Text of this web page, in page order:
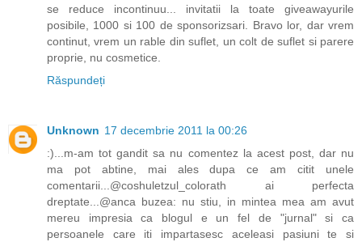
se reduce incontinuu... invitatii la toate giveawayurile
posibile, 1000 si 100 de sponsorizsari. Bravo lor, dar vrem
continut, vrem un rable din suflet, un colt de suflet si parere
proprie, nu cosmetice.
Răspundeți
Unknown 17 decembrie 2011 la 00:26
:)...m-am tot gandit sa nu comentez la acest post, dar nu
ma pot abtine, mai ales dupa ce am citit unele
comentarii...@coshuletzul_colorath ai perfecta
dreptate...@anca buzea: nu stiu, in mintea mea am avut
mereu impresia ca blogul e un fel de "jurnal" si ca
persoanele care iti impartasesc aceleasi pasiuni te si